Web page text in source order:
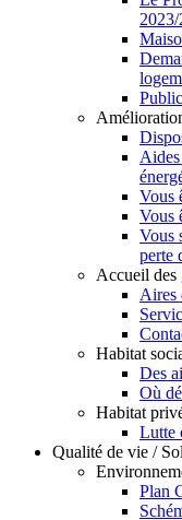
Vous
Vous
Vous
perte
Accueil des
Aires
Habitat
Des
Où
Habitat
Lutte
Qualité de vie /
Plan